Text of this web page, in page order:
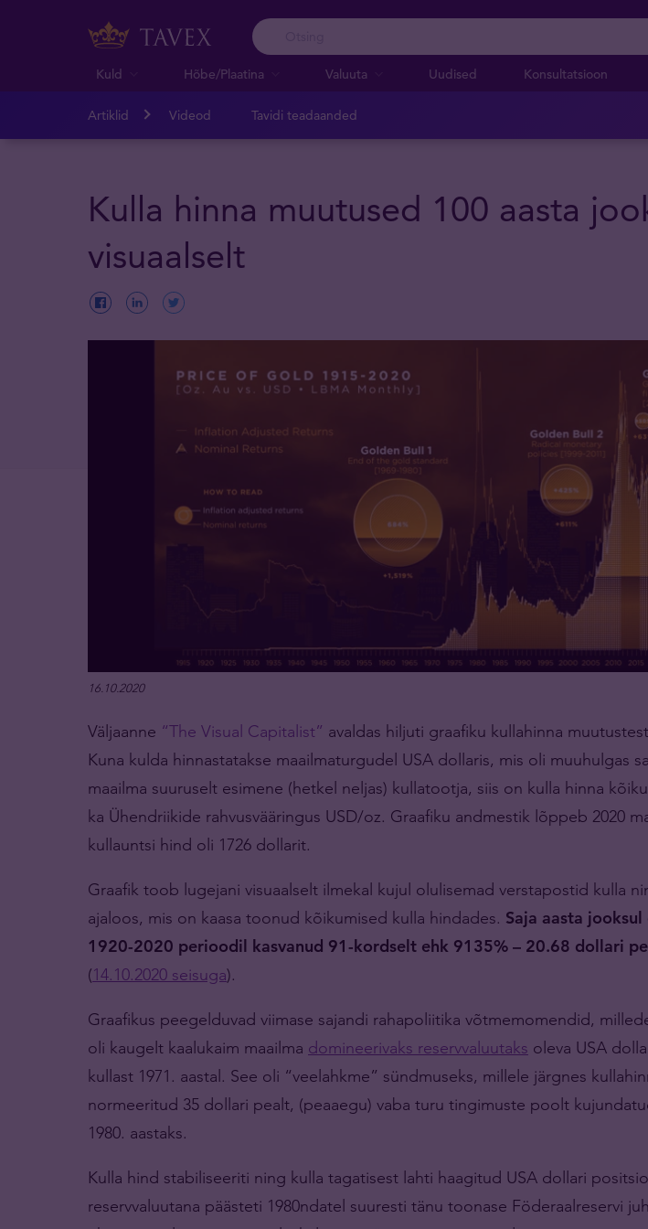
Kuld Hõbe/Plaatina Valuuta Uudised Konsultatsioon
Artiklid Videod Tavidi teadaanded
Kulla hinna muutused 100 aasta
visuaalselt
16.10.2020
Väljaanne “The Visual Capitalist” avaldas hiljuti graafiku kullahinna
Kuna kulda hinnastatakse maailmaturgudel USA dollaris, mis oli muuhulgas
maailma suuruselt esimene (hetkel neljas) kullatootja, siis on kulla hinna
ka Ühendriikide rahvusvääringus USD/oz. Graafiku andmestik lõppeb 2020
kullauntsi hind oli 1726 dollarit.
Graafik toob lugejani visuaalselt ilmekal kujul olulisemad verstapostid kulla
ajaloos, mis on kaasa toonud kõikumised kulla hindades. Saja aasta
1920-2020 perioodil kasvanud 91-kordselt ehk 9135% – 20.68 dollari
(14.10.2020 seisuga).
Graafikus peegelduvad viimase sajandi rahapoliitika võtmemomendid,
oli kaugelt kaalukaim maailma domineerivaks reservvaluutaks oleva USA
kullast 1971. aastal. See oli “veelahkme” sündmuseks, millele järgnes
normeeritud 35 dollari pealt, (peaaegu) vaba turu tingimuste poolt
1980. aastaks.
Kulla hind stabiliseeriti ning kulla tagatisest lahti haagitud USA dollari
reservvaluutana päästeti 1980ndatel suuresti tänu toonase Föderaalreservi